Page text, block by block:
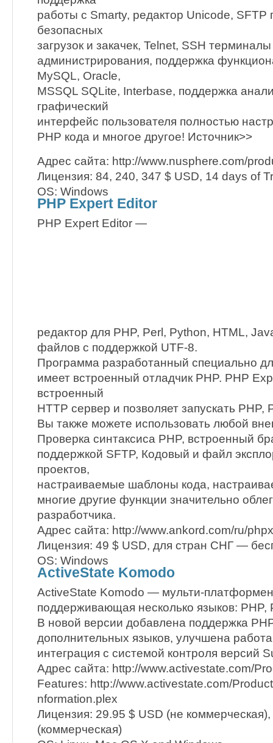
работы с Smarty, редактор Unicode, SFTP
безопасных
загрузок и закачек, Telnet, SSH
администрирования, поддержка
MySQL, Oracle,
MSSQL SQLite, Interbase, поддержка
графический
интерфейс пользователя полностью
PHP кода и многое другое! Источник>>
Адрес сайта: http://www.nusphere.com/
Лицензия: 84, 240, 347 $ USD, 14 days of
OS: Windows
PHP Expert Editor
PHP Expert Editor —
редактор для PHP, Perl, Python, HTML,
файлов с поддержкой UTF-8.
Программа разработанный специально
имеет встроенный отладчик PHP. PHP
встроенный
HTTP сервер и позволяет запускать PHP,
Вы также можете использовать любой
Проверка синтаксиса PHP, встроенный
поддержкой SFTP, Кодовый и файл
проектов,
настраиваемые шаблоны кода,
многие другие функции значительно
разработчика.
Адрес сайта: http://www.ankord.com/ru/
Лицензия: 49 $ USD, для стран СНГ —
OS: Windows
ActiveState Komodo
ActiveState Komodo — мульти-
поддерживающая несколько языков: PHP,
В новой версии добавлена поддержка
дополнительных языков, улучшена
интеграция с системой контроля версий
Адрес сайта: http://www.activestate.com/
Features: http://www.activestate.com/
nformation.plex
Лицензия: 29.95 $ USD (не
(коммерческая)